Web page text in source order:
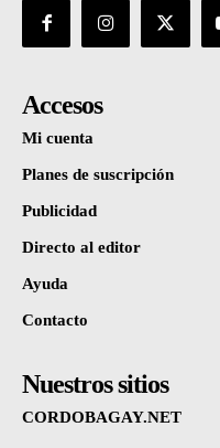
Accesos
Mi cuenta
Planes de suscripción
Publicidad
Directo al editor
Ayuda
Contacto
Nuestros sitios
CORDOBAGAY.NET